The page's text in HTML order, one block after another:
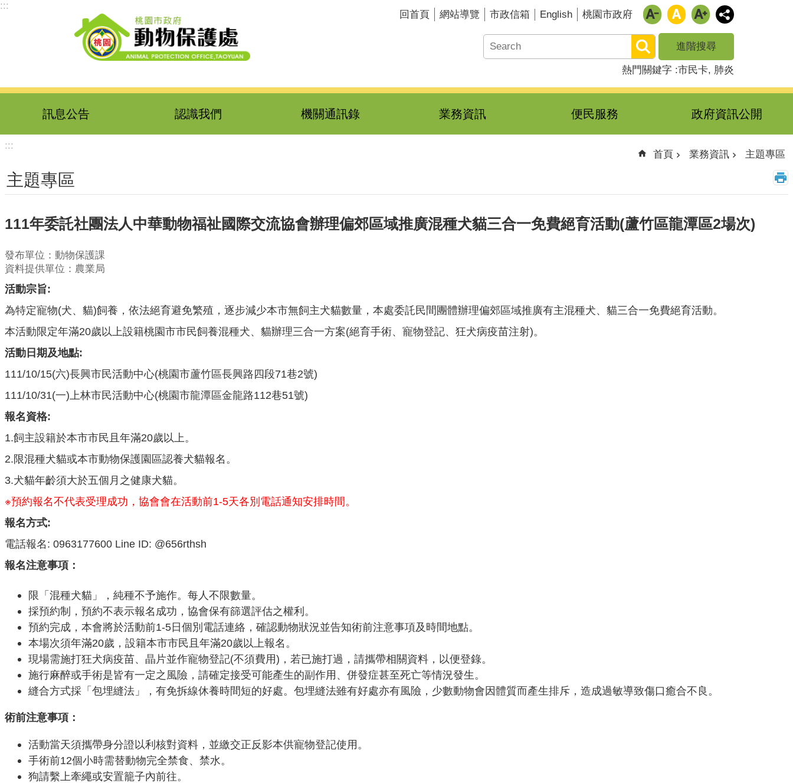
跳到主要內容區塊
:::
回首頁 網站導覽 市政信箱 English 桃園市政府
進階搜尋
熱門關鍵字 市民卡 肺炎
訊息公告 認識我們 機關通訊錄 業務資訊 便民服務 政府資訊公開
:::
首頁 業務資訊 主題專區
主題專區
111年委託社團法人中華動物福祉國際交流協會辦理偏郊區域推廣混種犬貓三合一免費絕育活動(蘆竹區龍潭區2場次)
發布單位：動物保護課
資料提供單位：農業局
活動宗旨:
為特定寵物(犬、貓)飼養，依法絕育避免繁殖，逐步減少本市無飼主犬貓數量，本處委託民間團體辦理偏郊區域推廣有主混種犬、貓三合一免費絕育活動。
本活動限定年滿20歲以上設籍桃園市市民飼養混種犬、貓辦理三合一方案(絕育手術、寵物登記、狂犬病疫苗注射)。
活動日期及地點:
111/10/15(六)長興市民活動中心(桃園市蘆竹區長興路四段71巷2號)
111/10/31(一)上林市民活動中心(桃園市龍潭區金龍路112巷51號)
報名資格:
1.飼主設籍於本市市民且年滿20歲以上。
2.限混種犬貓或本市動物保護園區認養犬貓報名。
3.犬貓年齡須大於五個月之健康犬貓。
※預約報名不代表受理成功，協會會在活動前1-5天各別電話通知安排時間。
報名方式:
電話報名: 0963177600 Line ID: @656rthsh
報名注意事項：
限「混種犬貓」，純種不予施作。每人不限數量。
採預約制，預約不表示報名成功，協會保有篩選評估之權利。
預約完成，本會將於活動前1-5日個別電話連絡，確認動物狀況並告知術前注意事項及時間地點。
本場次須年滿20歲，設籍本市市民且年滿20歲以上報名。
現場需施打狂犬病疫苗、晶片並作寵物登記(不須費用)，若已施打過，請攜帶相關資料，以便登錄。
施行麻醉或手術是皆有一定之風險，請確定接受可能產生的副作用、併發症甚至死亡等情況發生。
縫合方式採「包埋縫法」，有免拆線休養時間短的好處。包埋縫法雖有好處亦有風險，少數動物會因體質而產生排斥，造成過敏導致傷口癒合不良。
術前注意事項：
活動當天須攜帶身分證以利核對資料，並繳交正反影本供寵物登記使用。
手術前12個小時需替動物完全禁食、禁水。
狗請繫上牽繩或安置籠子內前往。